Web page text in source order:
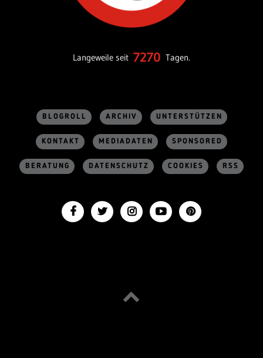
Langeweile seit 7270 Tagen.
BLOGROLL ARCHIV UNTERSTÜTZEN
KONTAKT MEDIADATEN SPONSORED
BERATUNG DATENSCHUTZ COOKIES RSS